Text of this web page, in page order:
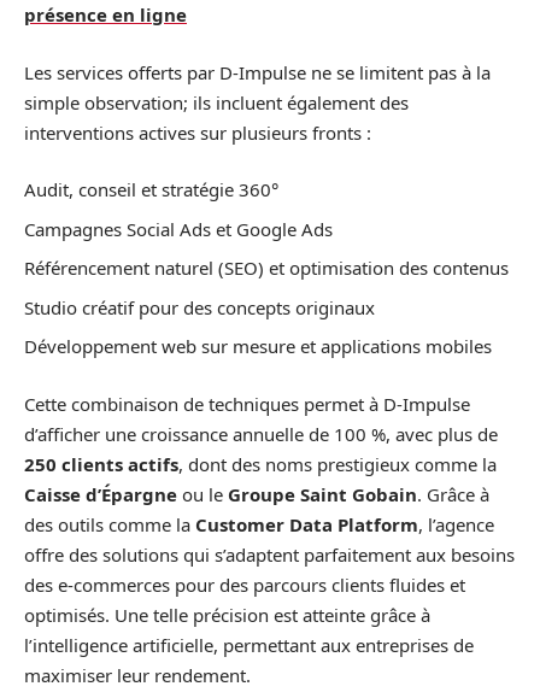
présence en ligne
Les services offerts par D-Impulse ne se limitent pas à la
simple observation; ils incluent également des
interventions actives sur plusieurs fronts :
Audit, conseil et stratégie 360°
Campagnes Social Ads et Google Ads
Référencement naturel (SEO) et optimisation des contenus
Studio créatif pour des concepts originaux
Développement web sur mesure et applications mobiles
Cette combinaison de techniques permet à D-Impulse
d’afficher une croissance annuelle de 100 %, avec plus de
250 clients actifs, dont des noms prestigieux comme la
Caisse d’Épargne ou le Groupe Saint Gobain. Grâce à
des outils comme la Customer Data Platform, l’agence
offre des solutions qui s’adaptent parfaitement aux besoins
des e-commerces pour des parcours clients fluides et
optimisés. Une telle précision est atteinte grâce à
l’intelligence artificielle, permettant aux entreprises de
maximiser leur rendement.